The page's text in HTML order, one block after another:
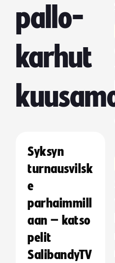
pallo-
karhut
Syksyn
turnausvilsk
e
parhaimmill
aan – katso
pelit
SalibandyTV